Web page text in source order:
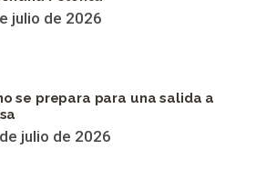
julio de 2026
se prepara para una salida a
julio de 2026